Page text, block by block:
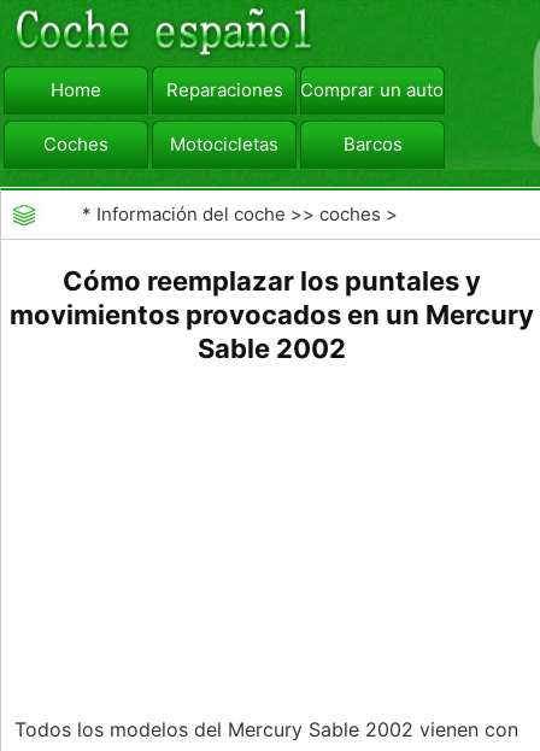
Home Reparaciones Comprar un automóvil
Coches Motocicletas Barcos
viajar Camiones
* Información del coche >>coches >
Cómo reemplazar los puntales y
movimientos provocados en un Mercury
Sable 2002
Todos los modelos del Mercury Sable 2002 vienen con